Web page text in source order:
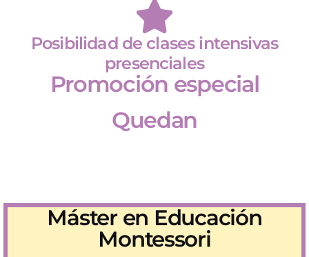
Posibilidad de clases intensivas
presenciales
Promoción especial
Quedan
Máster en Educación
Montessori